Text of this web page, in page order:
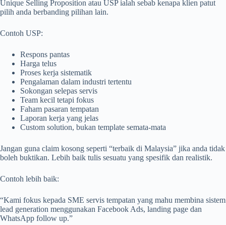
Unique Selling Proposition atau USP ialah sebab kenapa klien patut
pilih anda berbanding pilihan lain.
Contoh USP:
Respons pantas
Harga telus
Proses kerja sistematik
Pengalaman dalam industri tertentu
Sokongan selepas servis
Team kecil tetapi fokus
Faham pasaran tempatan
Laporan kerja yang jelas
Custom solution, bukan template semata-mata
Jangan guna claim kosong seperti “terbaik di Malaysia” jika anda tidak
boleh buktikan. Lebih baik tulis sesuatu yang spesifik dan realistik.
Contoh lebih baik:
“Kami fokus kepada SME servis tempatan yang mahu membina sistem
lead generation menggunakan Facebook Ads, landing page dan
WhatsApp follow up.”